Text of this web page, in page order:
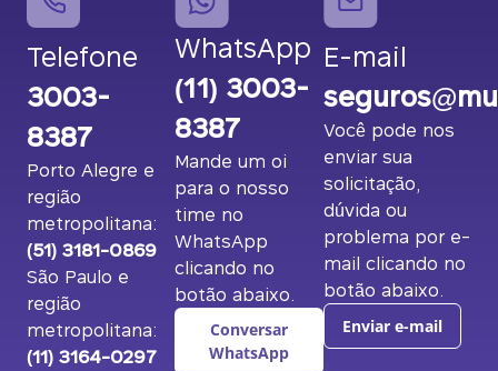
Telefone
3003-
8387
Porto Alegre e
região
metropolitana:
(51) 3181-0869
São Paulo e
região
metropolitana:
(11) 3164-0297
WhatsApp
(11) 3003-
8387
Mande um oi
para o nosso
time no
WhatsApp
clicando no
botão abaixo.
Conversar
WhatsApp
E-mail
Você pode nos
enviar sua
solicitação,
dúvida ou
problema por e-
mail clicando no
botão abaixo.
Enviar e-mail